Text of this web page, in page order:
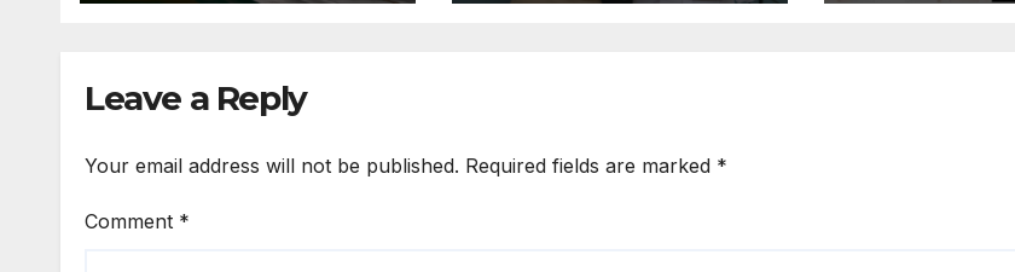
Leave a Reply
Your email address will not be published. Required fields are marked *
Comment *